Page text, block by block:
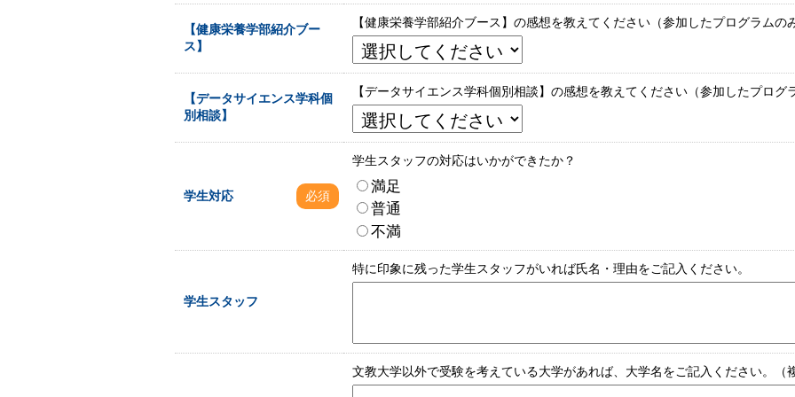
【健康栄養学部紹介ブー
ス】
【健康栄養学部紹介ブース】の感想を教えてください（参加したプログラムのみ
【データサイエンス学科個
別相談】
【データサイエンス学科個別相談】の感想を教えてください（参加したプログ
学生対応 必須
学生スタッフの対応はいかができたか？
満足
普通
不満
学生スタッフ
特に印象に残った学生スタッフがいれば氏名・理由をご記入ください。
文教大学以外で受験を考えている大学があれば、大学名をご記入ください。（